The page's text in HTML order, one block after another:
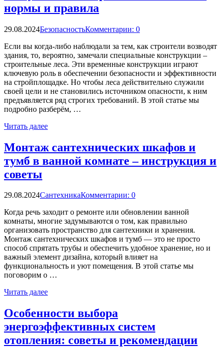
нормы и правила
29.08.2024БезопасностьКомментарии: 0
Если вы когда-либо наблюдали за тем, как строители возводят
здания, то, вероятно, замечали специальные конструкции –
строительные леса. Эти временные конструкции играют
ключевую роль в обеспечении безопасности и эффективности
на стройплощадке. Но чтобы леса действительно служили
своей цели и не становились источником опасности, к ним
предъявляется ряд строгих требований. В этой статье мы
подробно разберём, …
Читать далее
Монтаж сантехнических шкафов и
тумб в ванной комнате – инструкция и
советы
29.08.2024СантехникаКомментарии: 0
Когда речь заходит о ремонте или обновлении ванной
комнаты, многие задумываются о том, как правильно
организовать пространство для сантехники и хранения.
Монтаж сантехнических шкафов и тумб — это не просто
способ спрятать трубы и обеспечить удобное хранение, но и
важный элемент дизайна, который влияет на
функциональность и уют помещения. В этой статье мы
поговорим о …
Читать далее
Особенности выбора
энергоэффективных систем
отопления: советы и рекомендации